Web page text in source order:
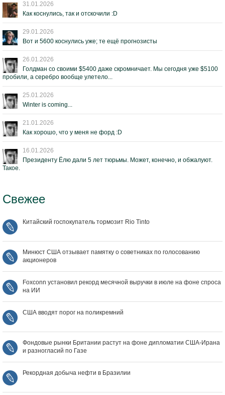
31.01.2026
Как коснулись, так и отскочили :D
29.01.2026
Вот и 5600 коснулись уже; те ещё прогнозисты
26.01.2026
Голдман со своими $5400 даже скромничает. Мы сегодня уже $5100
пробили, а серебро вообще улетело...
25.01.2026
Winter is coming...
21.01.2026
Как хорошо, что у меня не форд :D
16.01.2026
Президенту Ёлю дали 5 лет тюрьмы. Может, конечно, и обжалуют.
Такое.
Свежее
Китайский госпокупатель тормозит Rio Tinto
Минюст США отзывает памятку о советниках по голосованию
акционеров
Foxconn установил рекорд месячной выручки в июле на фоне спроса
на ИИ
США вводят порог на поликремний
Фондовые рынки Британии растут на фоне дипломатии США‑Ирана
и разногласий по Газе
Рекордная добыча нефти в Бразилии